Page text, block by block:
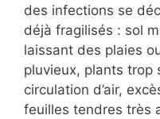
des infections se
déjà fragilisés : sol
laissant des plaies
pluvieux, plants trop
circulation d’air,
feuilles tendres très